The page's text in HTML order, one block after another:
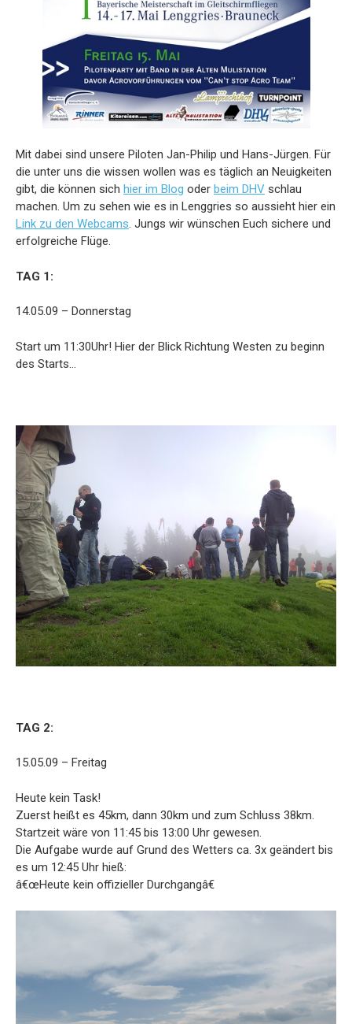
Mit dabei sind unsere Piloten Jan-Philip und Hans-Jürgen. Für
die unter uns die wissen wollen was es täglich an Neuigkeiten
gibt, die können sich hier im Blog oder beim DHV schlau
machen. Um zu sehen wie es in Lenggries so aussieht hier ein
Link zu den Webcams. Jungs wir wünschen Euch sichere und
erfolgreiche Flüge.
TAG 1:
14.05.09 – Donnerstag
Start um 11:30Uhr! Hier der Blick Richtung Westen zu beginn
des Starts…
TAG 2:
15.05.09 – Freitag
Heute kein Task!
Zuerst heißt es 45km, dann 30km und zum Schluss 38km.
Startzeit wäre von 11:45 bis 13:00 Uhr gewesen.
Die Aufgabe wurde auf Grund des Wetters ca. 3x geändert bis
es um 12:45 Uhr hieß:
â€œHeute kein offizieller Durchgangâ€